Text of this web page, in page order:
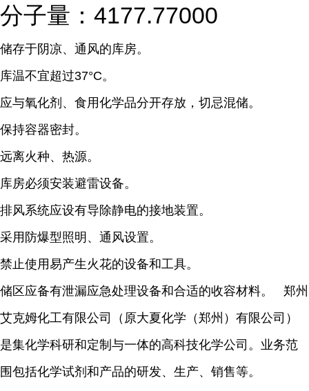
分子量：4177.77000
储存于阴凉、通风的库房。
库温不宜超过37°C。
应与氧化剂、食用化学品分开存放，切忌混储。
保持容器密封。
远离火种、热源。
库房必须安装避雷设备。
排风系统应设有导除静电的接地装置。
采用防爆型照明、通风设置。
禁止使用易产生火花的设备和工具。
储区应备有泄漏应急处理设备和合适的收容材料。 郑州
艾克姆化工有限公司（原大夏化学（郑州）有限公司）
是集化学科研和定制与一体的高科技化学公司。业务范
围包括化学试剂和产品的研发、生产、销售等。